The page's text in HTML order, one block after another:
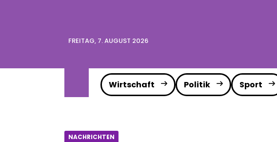
FREITAG, 7. AUGUST 2026
Wirtschaft Politik Sport
NACHRICHTEN